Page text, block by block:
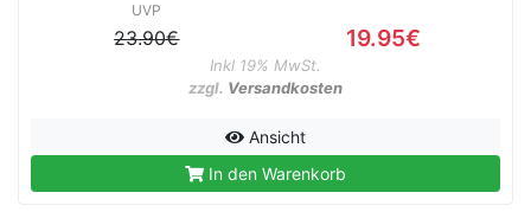
UVP
23.90€ 19.95€
Inkl 19% MwSt.
zzgl. Versandkosten
Ansicht
In den Warenkorb